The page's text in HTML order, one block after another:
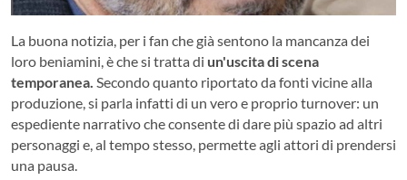
La buona notizia, per i fan che già sentono la mancanza dei
loro beniamini, è che si tratta di un'uscita di scena
temporanea. Secondo quanto riportato da fonti vicine alla
produzione, si parla infatti di un vero e proprio turnover: un
espediente narrativo che consente di dare più spazio ad altri
personaggi e, al tempo stesso, permette agli attori di prendersi
una pausa.